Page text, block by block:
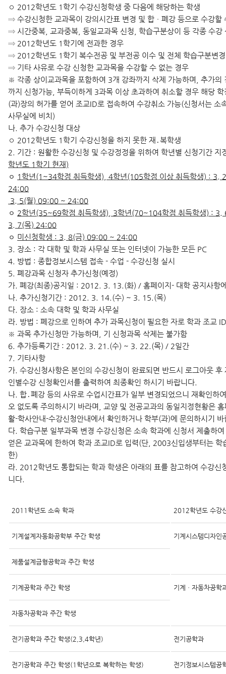
◦ 2012학년도 1학기 수강신청학생 중 다음에 해당하는 학생
⇒ 수강신청한 교과목이 강의시간표 변경 및 합ㆍ폐강 등으로 수강할
⇒ 시간중복, 교과중복, 동일교과목 신청, 학습구분상이 등 각종 수강
⇒ 2012학년도 1학기에 전과한 경우
⇒ 2012학년도 1학기 복수전공 및 부전공 이수 및 전체 학습구분변
⇒ 기타 사유로 수강 신청한 교과목을 수강할 수 없는 경우
※ 각종 상이교과목을 포함하여 3개 강좌까지 삭제 가능하며, 추가의
까지 신청가능, 부득이하게 3과목 이상 초과하여 취소할 경우 해당
(과)장의 허가를 얻어 조교ID로 접속하여 수강취소 가능(신청서는 소
사무실에 비치)
나. 추가 수강신청 대상
◦ 2012학년도 1학기 수강신청을 하지 못한 재․복학생
2. 기간 : 원활한 수강신청 및 수강정정을 위하여 학년별 신청기간 지
학년도 1학기 현재)
ㅇ 1학년(1~34학점 취득학생), 4학년(105학점 이상 취득학생) : 3.
24:00
3. 5(월) 09:00 ~ 24:00
ㅇ 2학년(35~69학점 취득학생), 3학년(70~104학점 취득학생) : 3.
3. 7(목) 24:00
ㅇ 미신청학생 : 3. 8(금) 09:00 ~ 24:00
3. 장소 : 각 대학 및 학과 사무실 또는 인터넷이 가능한 모든 PC
4. 방법 : 종합정보시스템 접속 - 수업 - 수강신청 실시
5. 폐강과목 신청자 추가신청(예정)
가. 폐강(최종)공지일 : 2012. 3. 13.(화) / 홈페이지- 대학 공지사항
나. 추가신청기간 : 2012. 3. 14.(수) ~ 3. 15.(목)
다. 장소 : 소속 대학 및 학과 사무실
라. 방법 : 폐강으로 인하여 추가 과목신청이 필요한 자로 학과 조교
※ 과목 추가신청만 가능하며, 기 신청과목 삭제는 불가함
6. 추가등록기간 : 2012. 3. 21.(수) ~ 3. 22.(목) / 2일간
7. 기타사항
가. 수강신청사항은 본인의 수강신청이 완료되면 반드시 로그아웃 후
인별수강 신청확인서를 출력하여 최종확인 하시기 바랍니다.
나. 합․폐강 등의 사유로 수업시간표가 일부 변경되었으니 재확인하
오 없도록 주의하시기 바라며, 교양 및 전공교과의 동일지정현황은
활-학사안내-수강신청안내에서 확인하거나 학부(과)에 문의하시기
다. 학습구분 일부과목 변경 수강신청은 소속 학과에 신청서 제출하
얻은 교과목에 한하여 학과 조교ID로 입력(단, 2003신입생부터는 학
한)
라. 2012학년도 통합되는 학과 학생은 아래의 표를 참고하여 수강신
니다.
2011학년도 소속 학과 2012학년도 수강
기계설계자동화공학부 주간 학생 기계시스템디자인
제품설계금형공학과 주간 학생
기계공학과 주간 학생 기계ㆍ자동차공학
자동차공학과 주간 학생
전기공학과 주간 학생(2,3,4학년) 전기공학과
전기공학과 주간 학생(1학년으로 복학하는 학생) 전기정보시스템공